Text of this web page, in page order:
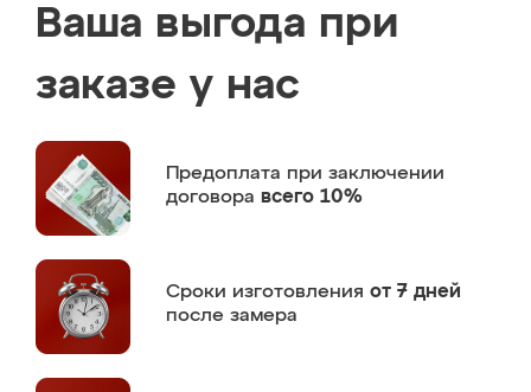
Ваша выгода при
заказе у нас
Предоплата при заключении
договора всего 10%
Сроки изготовления от 7 дней
после замера